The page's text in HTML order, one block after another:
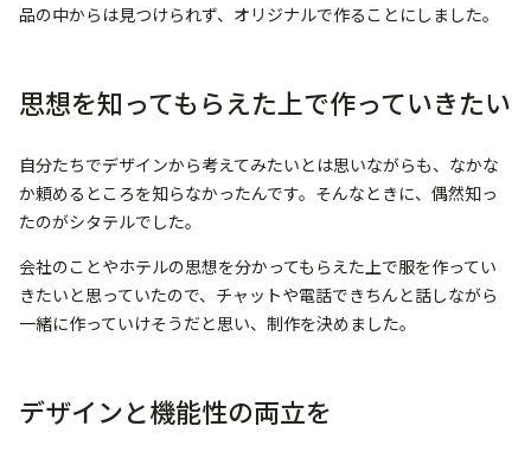
品の中からは見つけられず、オリジナルで作ることにしました。
思想を知ってもらえた上で作っていきたい
自分たちでデザインから考えてみたいとは思いながらも、なかな
か頼めるところを知らなかったんです。そんなときに、偶然知っ
たのがシタテルでした。
会社のことやホテルの思想を分かってもらえた上で服を作ってい
きたいと思っていたので、チャットや電話できちんと話しながら
一緒に作っていけそうだと思い、制作を決めました。
デザインと機能性の両立を